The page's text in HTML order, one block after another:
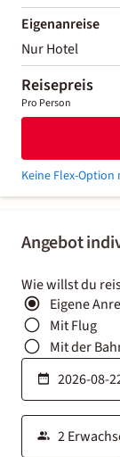
Angebot
Wie willst du
Eigene
Mit Flug
Mit der
Eigenanreise
Nur Hotel
Reisepreis
Pro Person
Keine Flex-